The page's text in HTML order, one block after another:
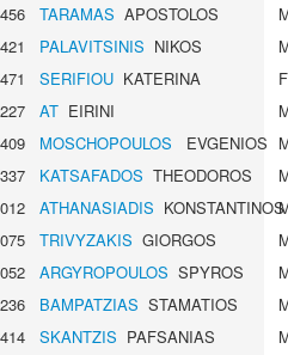
TARAMAS APOSTOLOS
PALAVITSINIS NIKOS
SERIFIOU KATERINA
AT EIRINI
MOSCHOPOULOS EVGENIOS
KATSAFADOS THEODOROS
ATHANASIADIS KONSTANTINOS
TRIVΥZAKIS GIORGOS
ARGYROPOULOS SPYROS
BAMPATZIAS STAMATIOS
SKANTZIS PAFSANIAS